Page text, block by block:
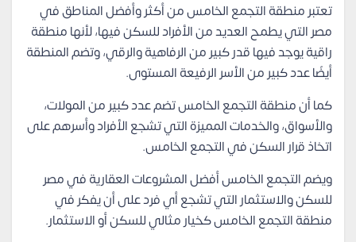
تعتبر منطقة التجمع الخامس من أكثر وأفضل المناطق في
مصر التي يطمح العديد من الأفراد للسكن فيها، لأنها منطقة
راقية يوجد فيها قدر كبير من الرفاهية والرقي، وتضم المنطقة
أيضًا عدد كبير من الأسر الرفيعة المستوى.
كما أن منطقة التجمع الخامس تضم عدد كبير من المولات،
والأسواق، والخدمات المميزة التي تشجع الأفراد وأسرهم على
اتخاذ قرار السكن في التجمع الخامس.
ويضم التجمع الخامس أفضل المشروعات العقارية في مصر
للسكن والاستثمار التي تشجع أي فرد على أن يفكر في
منطقة التجمع الخامس كخيار مثالي للسكن أو الاستثمار.